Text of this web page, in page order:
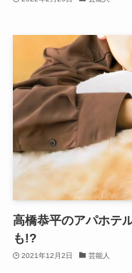
高橋恭平のアパホテ
も!?
2021年12月2日 芸能人